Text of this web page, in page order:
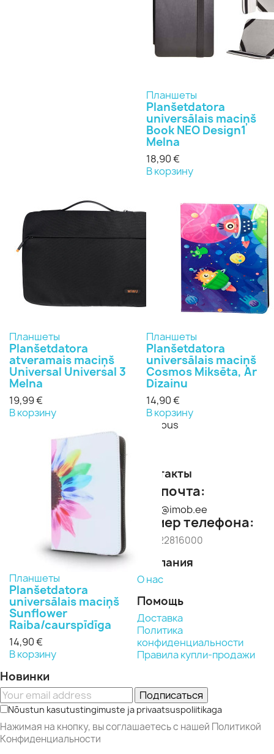
Планшеты
Planšetdatora
universālais maciņš
Book NEO Design1
Melna
18,90 €
В корзину
Планшеты
Planšetdatora
atveramais maciņš
Universal Universal 3
Melna
19,99 €
В корзину
Планшеты
Planšetdatora
universālais maciņš
Cosmos Miksēta, Ar
Dizainu
14,90 €
В корзину
Планшеты
Planšetdatora
universālais maciņš
Sunflower
Raiba/caurspīdīga
14,90 €
В корзину
Previous
Контакты
Эл. почта:
imob@imob.ee
Номер телефона:
+371 22816000
Компания
О нас
Помощь
Доставка
Политика
конфиденциальности
Правила купли-продажи
Новинки
Подписаться
Nõustun kasutustingimuste ja privaatsuspoliitikaga
Нажимая на кнопку, вы соглашаетесь с нашей Политикой
Конфиденциальности